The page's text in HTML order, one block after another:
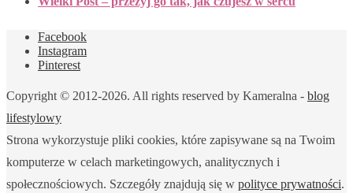
Facebook
Instagram
Pinterest
Copyright © 2012-2026. All rights reserved by Kameralna - blog
lifestylowy
Strona wykorzystuje pliki cookies, które zapisywane są na Twoim
komputerze w celach marketingowych, analitycznych i
społecznościowych. Szczegóły znajdują się w polityce prywatności.